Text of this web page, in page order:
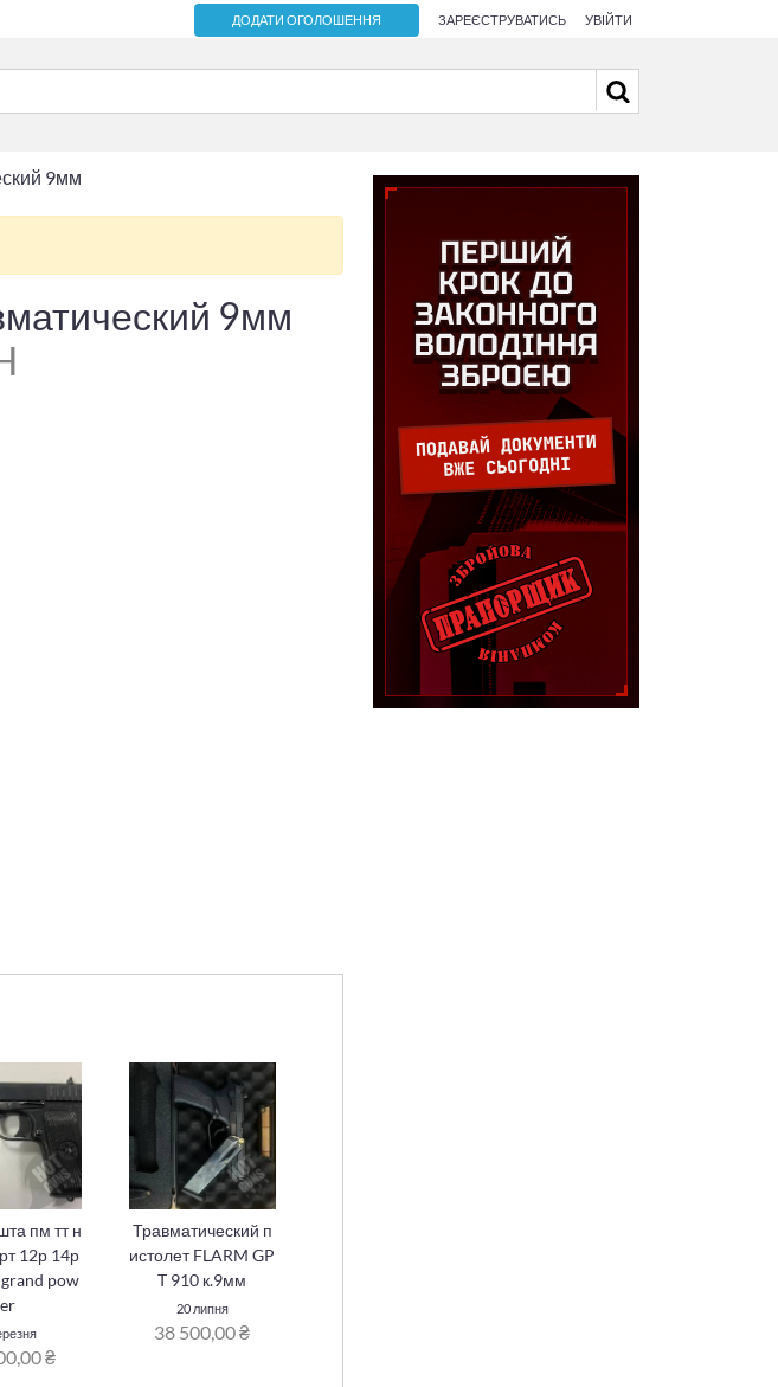
ДОДАТИ ОГОЛОШЕННЯ ЗАРЕЄСТРУВАТИСЬ УВІЙТИ
9мм
9мм
пм тт н
12р 14р
pow
er
₴
Травматический п
истолет FLARM GP
T 910 к.9мм
20 липня
38 500,00 ₴